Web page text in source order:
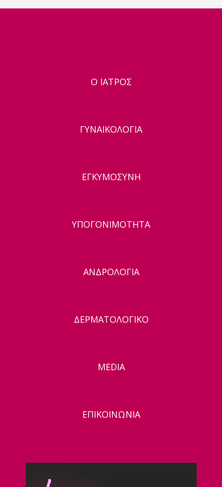
Ο ΙΑΤΡΟΣ
ΓΥΝΑΙΚΟΛΟΓΙΑ
ΕΓΚΥΜΟΣΥΝΗ
ΥΠΟΓΟΝΙΜΟΤΗΤΑ
ΑΝΔΡΟΛΟΓΙΑ
ΔΕΡΜΑΤΟΛΟΓΙΚΟ
MEDIA
ΕΠΙΚΟΙΝΩΝΙΑ